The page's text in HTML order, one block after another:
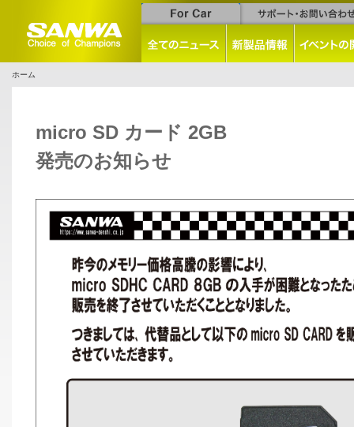
ホーム
micro SD カード 2GB
発売のお知らせ